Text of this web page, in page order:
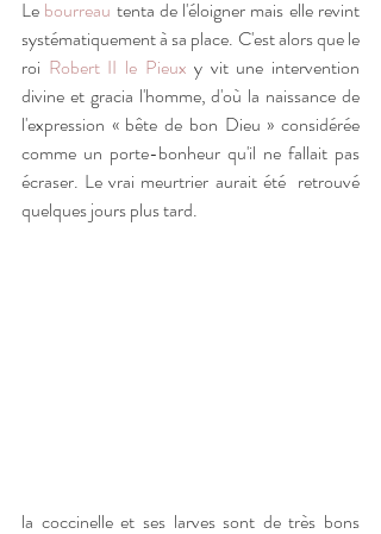
Le bourreau tenta de l'éloigner mais elle revint
systématiquement à sa place. C'est alors que le
roi Robert II le Pieux y vit une intervention
divine et gracia l'homme, d'où la naissance de
l'expression « bête de bon Dieu » considérée
comme un porte-bonheur qu'il ne fallait pas
écraser. Le vrai meurtrier aurait été  retrouvé
quelques jours plus tard.